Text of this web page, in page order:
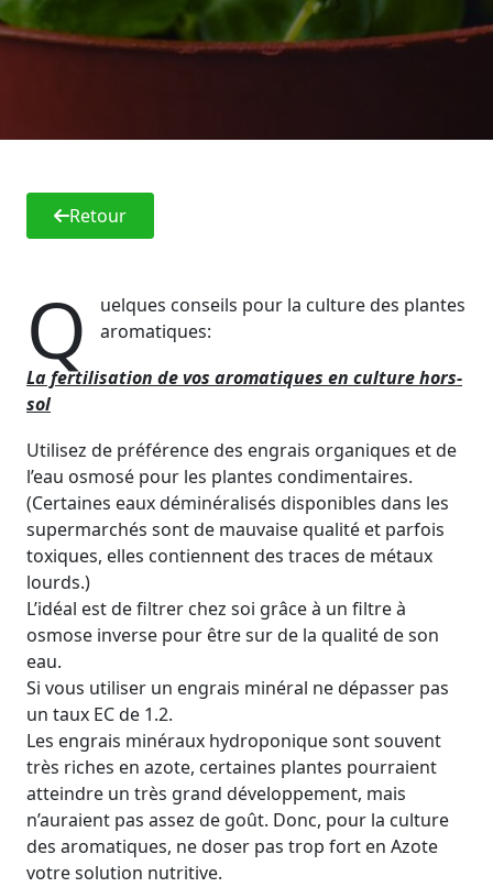
Retour
Q
uelques conseils pour la culture des plantes
aromatiques:
La fertilisation de vos aromatiques en culture hors-
sol
Utilisez de préférence des engrais organiques et de
l’eau osmosé pour les plantes condimentaires.
(Certaines eaux déminéralisés disponibles dans les
supermarchés sont de mauvaise qualité et parfois
toxiques, elles contiennent des traces de métaux
lourds.)
L’idéal est de filtrer chez soi grâce à un filtre à
osmose inverse pour être sur de la qualité de son
eau.
Si vous utiliser un engrais minéral ne dépasser pas
un taux EC de 1.2.
Les engrais minéraux hydroponique sont souvent
très riches en azote, certaines plantes pourraient
atteindre un très grand développement, mais
n’auraient pas assez de goût. Donc, pour la culture
des aromatiques, ne doser pas trop fort en Azote
votre solution nutritive.